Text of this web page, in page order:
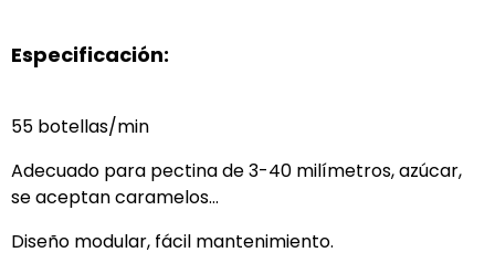
Especificación:
55 botellas/min
Adecuado para pectina de 3-40 milímetros, azúcar,
se aceptan caramelos...
Diseño modular, fácil mantenimiento.